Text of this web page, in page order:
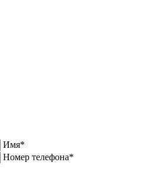
Имя*
Номер телефона*